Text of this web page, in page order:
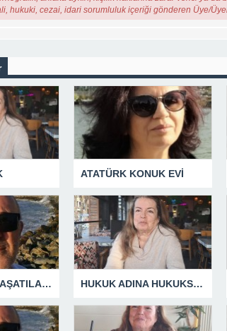
hukuki, cezai, idari sorumluluk içeriği gönderen Üye/
ATATÜRK KONUK EVİ
EMEKLİLERE YAŞATILAN CUMHURİYET TARİHİNİN EN BÜYÜK ZULMÜNÜN DERİN ANALİZİ ! HUKUK ADINA HUKUKSUZLUK